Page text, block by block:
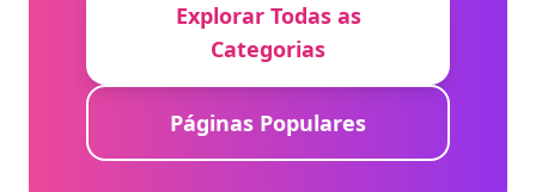
Explorar Todas as
Categorias
Páginas Populares